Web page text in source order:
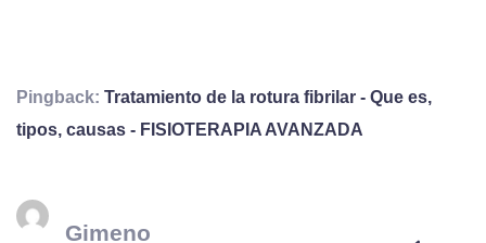
Pingback: Tratamiento de la rotura fibrilar - Que es,
tipos, causas - FISIOTERAPIA AVANZADA
Gimeno